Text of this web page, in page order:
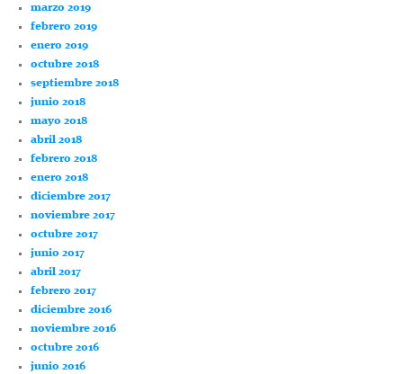
marzo 2019
febrero 2019
enero 2019
octubre 2018
septiembre 2018
junio 2018
mayo 2018
abril 2018
febrero 2018
enero 2018
diciembre 2017
noviembre 2017
octubre 2017
junio 2017
abril 2017
febrero 2017
diciembre 2016
noviembre 2016
octubre 2016
junio 2016